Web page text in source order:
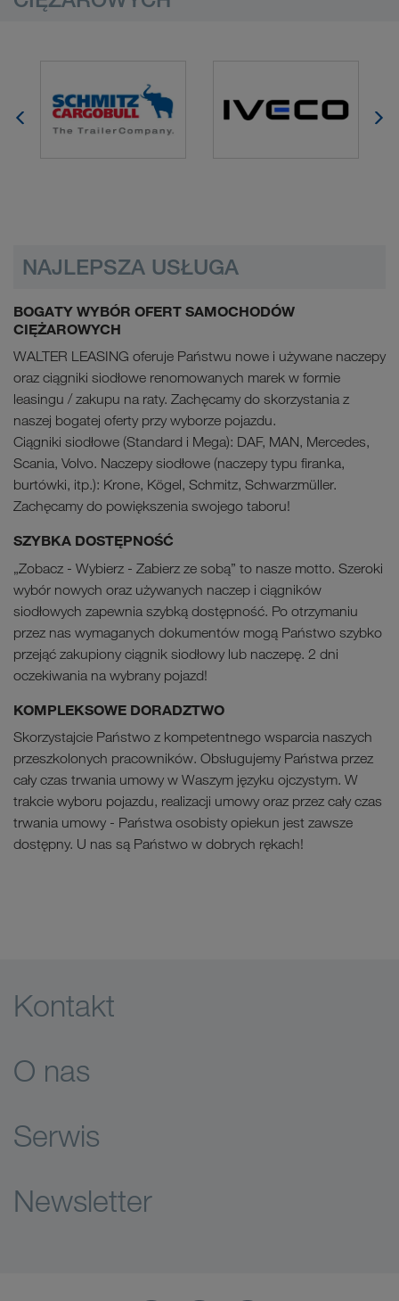
NAJLEPSZA USŁUGA
BOGATY WYBÓR OFERT SAMOCHODÓW
CIĘŻAROWYCH
WALTER LEASING oferuje Państwu nowe i używane naczepy
oraz ciągniki siodłowe renomowanych marek w formie
leasingu / zakupu na raty. Zachęcamy do skorzystania z
naszej bogatej oferty przy wyborze pojazdu.
Ciągniki siodłowe (Standard i Mega): DAF, MAN, Mercedes,
Scania, Volvo. Naczepy siodłowe (naczepy typu firanka,
burtówki, itp.): Krone, Kögel, Schmitz, Schwarzmüller.
Zachęcamy do powiększenia swojego taboru!
SZYBKA DOSTĘPNOŚĆ
„Zobacz - Wybierz - Zabierz ze sobą” to nasze motto. Szeroki
wybór nowych oraz używanych naczep i ciągników
siodłowych zapewnia szybką dostępność. Po otrzymaniu
przez nas wymaganych dokumentów mogą Państwo szybko
przejąć zakupiony ciągnik siodłowy lub naczepę. 2 dni
oczekiwania na wybrany pojazd!
KOMPLEKSOWE DORADZTWO
Skorzystajcie Państwo z kompetentnego wsparcia naszych
przeszkolonych pracowników. Obsługujemy Państwa przez
cały czas trwania umowy w Waszym języku ojczystym. W
trakcie wyboru pojazdu, realizacji umowy oraz przez cały czas
trwania umowy - Państwa osobisty opiekun jest zawsze
dostępny. U nas są Państwo w dobrych rękach!
Kontakt
O nas
Serwis
Newsletter